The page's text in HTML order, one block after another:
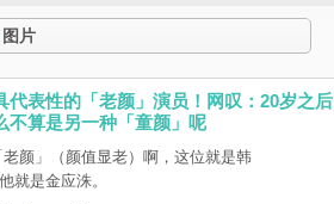
图片
代表性的「老颜」演员！网叹：20岁之后
不算是另一种「童颜」呢
颜」（颜值显老）啊，这位就是韩
就是金应洙。